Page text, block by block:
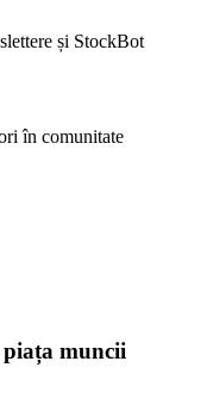
și StockBot
în comunitate
piața muncii